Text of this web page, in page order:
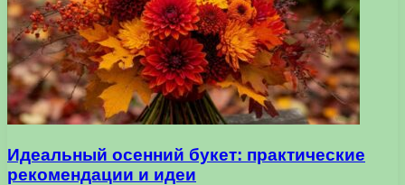
Идеальный осенний букет: практические
рекомендации и идеи